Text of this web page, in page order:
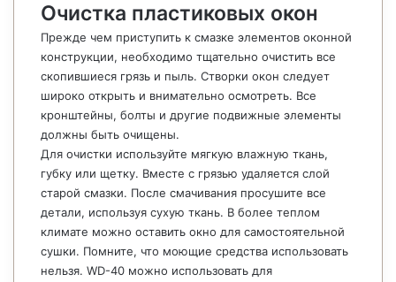
Очистка пластиковых окон
Прежде чем приступить к смазке элементов оконной
конструкции, необходимо тщательно очистить все
скопившиеся грязь и пыль. Створки окон следует
широко открыть и внимательно осмотреть. Все
кронштейны, болты и другие подвижные элементы
должны быть очищены.
Для очистки используйте мягкую влажную ткань,
губку или щетку. Вместе с грязью удаляется слой
старой смазки. После смачивания просушите все
детали, используя сухую ткань. В более теплом
климате можно оставить окно для самостоятельной
сушки. Помните, что моющие средства использовать
нельзя. WD-40 можно использовать для